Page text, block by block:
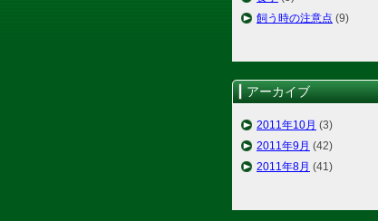
飼う時の注意点 (9)
アーカイブ
2011年10月 (3)
2011年9月 (42)
2011年8月 (41)